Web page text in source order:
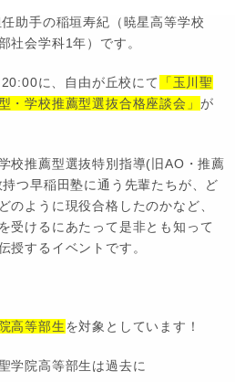
助手の稲垣寿紀（暁星高等学校
社会学科1年）です。
に、自由が丘校にて
「玉川聖
・学校推薦型選抜合格座談会」 が
校推薦型選抜特別指導(旧AO・推薦
つ早稲田塾に通う先輩たちが、ど
のように現役合格したのかなど、
受けるにあたって是非とも知って
授するイベントです。
高等部生を対象としています！
学院高等部生は過去に